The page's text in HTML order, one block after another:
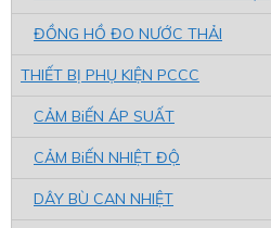
ĐỒNG HỒ ĐO NƯỚC THẢI
THIẾT BỊ PHỤ KIỆN PCCC
CẢM BiẾN ÁP SUẤT
CẢM BiẾN NHIỆT ĐỘ
DÂY BÙ CAN NHIỆT